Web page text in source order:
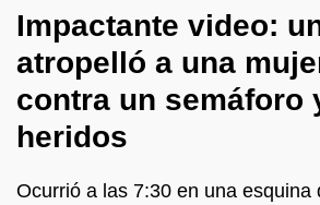
Impactante video:
atropelló a una
contra un semáforo
heridos
Ocurrió a las 7:30 en una esquina